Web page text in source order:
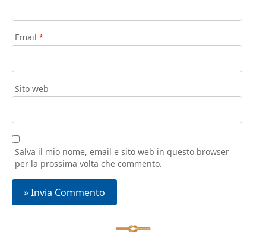
Email *
Sito web
Salva il mio nome, email e sito web in questo browser
per la prossima volta che commento.